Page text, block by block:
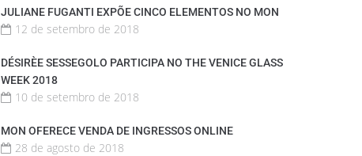
JULIANE FUGANTI EXPÕE CINCO ELEMENTOS NO MON
12 de setembro de 2018
DÉSIRÈE SESSEGOLO PARTICIPA NO THE VENICE GLASS
WEEK 2018
10 de setembro de 2018
MON OFERECE VENDA DE INGRESSOS ONLINE
28 de agosto de 2018